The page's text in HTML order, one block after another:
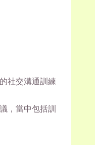
社交溝通訓練
，當中包括訓